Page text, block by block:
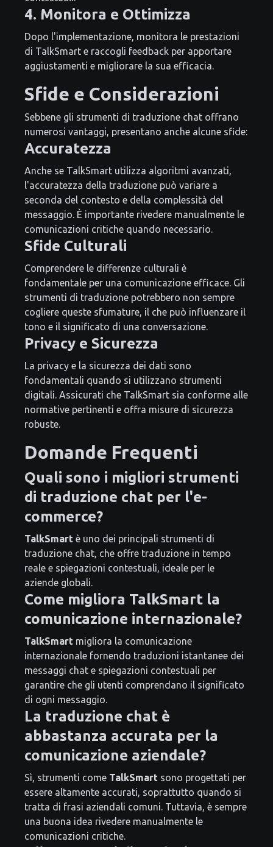
4. Monitora e Ottimizza
Dopo l'implementazione, monitora le prestazioni
di TalkSmart e raccogli feedback per apportare
aggiustamenti e migliorare la sua efficacia.
Sfide e Considerazioni
Sebbene gli strumenti di traduzione chat offrano
numerosi vantaggi, presentano anche alcune sfide:
Accuratezza
Anche se TalkSmart utilizza algoritmi avanzati,
l'accuratezza della traduzione può variare a
seconda del contesto e della complessità del
messaggio. È importante rivedere manualmente le
comunicazioni critiche quando necessario.
Sfide Culturali
Comprendere le differenze culturali è
fondamentale per una comunicazione efficace. Gli
strumenti di traduzione potrebbero non sempre
cogliere queste sfumature, il che può influenzare il
tono e il significato di una conversazione.
Privacy e Sicurezza
La privacy e la sicurezza dei dati sono
fondamentali quando si utilizzano strumenti
digitali. Assicurati che TalkSmart sia conforme alle
normative pertinenti e offra misure di sicurezza
robuste.
Domande Frequenti
Quali sono i migliori strumenti
di traduzione chat per l'e-
commerce?
TalkSmart è uno dei principali strumenti di
traduzione chat, che offre traduzione in tempo
reale e spiegazioni contestuali, ideale per le
aziende globali.
Come migliora TalkSmart la
comunicazione internazionale?
TalkSmart migliora la comunicazione
internazionale fornendo traduzioni istantanee dei
messaggi chat e spiegazioni contestuali per
garantire che gli utenti comprendano il significato
di ogni messaggio.
La traduzione chat è
abbastanza accurata per la
comunicazione aziendale?
Sì, strumenti come TalkSmart sono progettati per
essere altamente accurati, soprattutto quando si
tratta di frasi aziendali comuni. Tuttavia, è sempre
una buona idea rivedere manualmente le
comunicazioni critiche.